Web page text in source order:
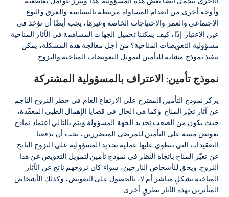
وأوجه أخرى من انعدام المساواة مرتبطة بالسياسة والعرق والنوع
الاجتماعي والعمر والاحتياجات الخاصة وغيرها، يجب أيضًا أن تؤخذ في
عين الاعتبار. إذًا، كيف يمكننا تحميل الجهات المساهمة في الآثار المناخية
مسؤولية التعويضات المناخية؟ من أجل معالجة هذه المشكلة، يمكن
تنفيذ نموذج مشابه للتأمين لتمويل التعويضات المناخية والنزوح.
نموذج تأمين: الاعتراف بالمسؤولية المشتركة
يركز نموذج التأمين المقترح على الارتفاع العام في خطر النزوح الناجم
عن آثار تغيّر المناخ. وكما هي الحال في قضايا الإهمال الطبي المعقّدة،
حيث يكون من الصعب تحديد الجهة المسؤولة ويتم بالتالي اعتماد نماذج
تعويض مبنية على التأمين للمرضى المتضررين، يجب أن تدفعنا
التعقيدات التي تنطوي عليها عملية تحديد المسؤولية على النزوح الناتج
عن تغيّر المناخ باتجاه النظر في نموذج تأمين لتمويل التعويض عن هذا
النزوح. ويحق للأشخاص النازحين، سواء كان نزوحهم ناتج عن الآثار
المناخية بشكلٍ مباشر أم لا، بالحصول على التعويض، وكذلك الأشخاص
المتأثرين بهذه الآثار بطرقٍ أخرى.